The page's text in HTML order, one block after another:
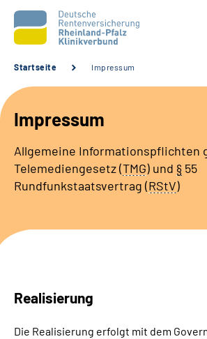
Leichte Sprache
Startseite Impressum
Impressum
Allgemeine Informationspflichten
Telemediengesetz (TMG) und § 55
Rundfunkstaatsvertrag (RStV)
Realisierung
Die Realisierung erfolgt mit dem